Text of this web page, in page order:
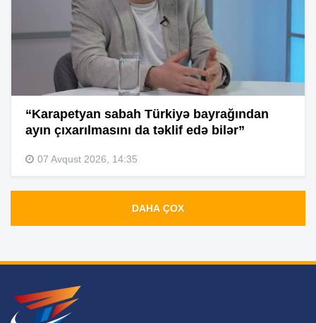
“Karapetyan sabah Türkiyə bayrağından
ayın çıxarılmasını da təklif edə bilər”
07 Avqust 2026, 14:35
DAHA ÇOX